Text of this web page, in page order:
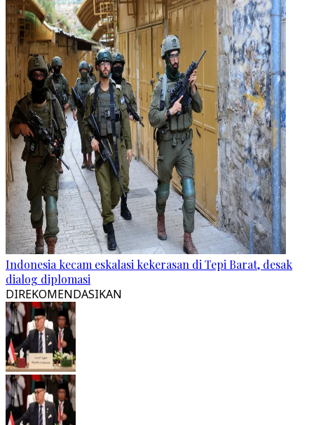
Indonesia kecam eskalasi kekerasan di Tepi Barat, desak
dialog diplomasi
DIREKOMENDASIKAN